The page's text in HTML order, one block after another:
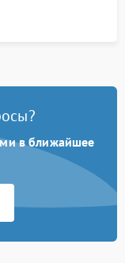
устройства.
в ближайшее